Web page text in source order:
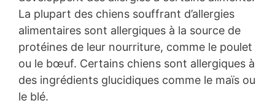
La plupart des chiens souffrant d’allergies
alimentaires sont allergiques à la source de
protéines de leur nourriture, comme le poulet
ou le bœuf. Certains chiens sont allergiques à
des ingrédients glucidiques comme le maïs ou
le blé.